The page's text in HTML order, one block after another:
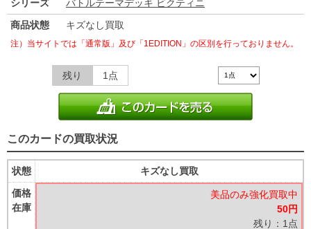
シリーズ
バトルテーマデッキ ビクティニ
商品状態
キズなし買取
注）当サイトでは「通常版」及び「1EDITION」の区別を行っておりません。
残り 1点
このカードの買取状況
状態
価格
在庫
キズなし買取
美品のみ強化買取中
50円
残り：1点